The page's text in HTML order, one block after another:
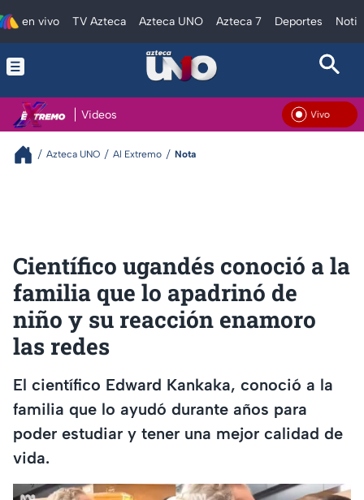
en vivo TV Azteca Azteca UNO Azteca 7 Deportes
Videos En Vivo
Azteca UNO Al Extremo Nota
Científico ugandés conoció a la
familia que lo apadrinó de
niño y su reacción enamoro
las redes
El científico Edward Kankaka, conoció a la
familia que lo ayudó durante años para
poder estudiar y tener una mejor calidad de
vida.